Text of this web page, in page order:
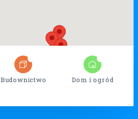
Budownictwo Dom i ogród